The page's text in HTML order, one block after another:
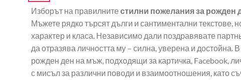
Изборът на правилните стилни пожелания за рожден
Мъжете рядко търсят дълги и сантиментални текстове,
характер и класа. Независимо дали поздравявате
да отразява личността му – силна, уверена и достойна.
рожден ден на мъж, подходящи за картичка, Facebook,
с мисъл за различни поводи и взаимоотношения, като